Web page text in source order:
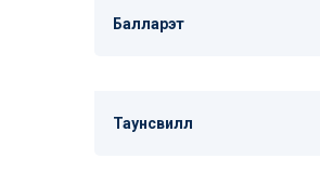
Балларэт
Таунсвилл